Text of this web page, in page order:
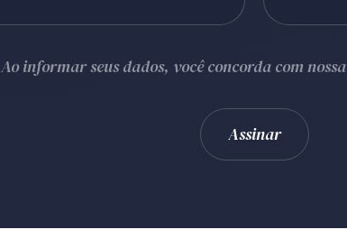
Ao informar seus dados, você concorda com nossa